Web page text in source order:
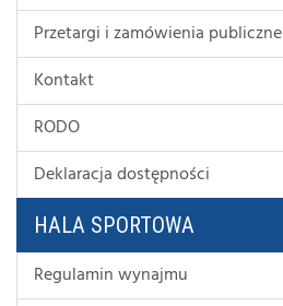
Przetargi i zamówienia publiczne
Kontakt
RODO
Deklaracja dostępności
HALA SPORTOWA
Regulamin wynajmu